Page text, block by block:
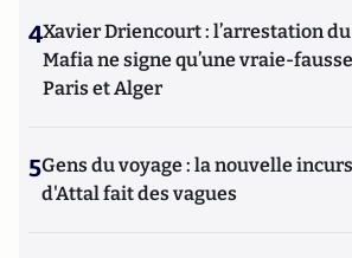
4Xavier Driencourt : l’arrestation
Mafia ne signe qu’une vraie-
Paris et Alger
5Gens du voyage : la nouvelle
d'Attal fait des vagues